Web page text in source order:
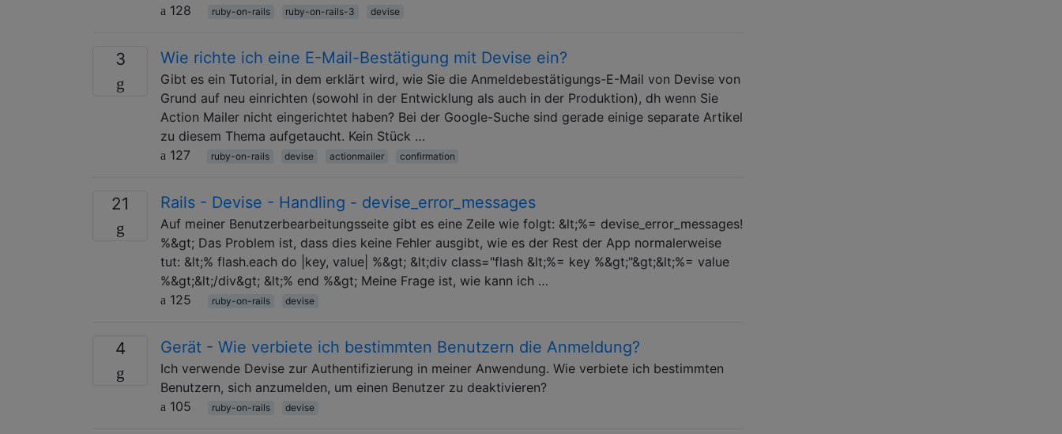
128
ruby-on-rails ruby-on-rails-3 devise
3 Wie richte ich eine E-Mail-Bestätigung mit Devise ein?
Gibt es ein Tutorial, in dem erklärt wird, wie Sie die Anmeldebestätigungs-E-Mail von Devise von
Grund auf neu einrichten (sowohl in der Entwicklung als auch in der Produktion), dh wenn Sie
Action Mailer nicht eingerichtet haben? Bei der Google-Suche sind gerade einige separate Artikel
zu diesem Thema aufgetaucht. Kein Stück …
127
ruby-on-rails devise actionmailer confirmation
21 Rails - Devise - Handling - devise_error_messages
Auf meiner Benutzerbearbeitungsseite gibt es eine Zeile wie folgt: &lt;%= devise_error_messages!
%&gt; Das Problem ist, dass dies keine Fehler ausgibt, wie es der Rest der App normalerweise
tut: &lt;% flash.each do |key, value| %&gt; &lt;div class="flash &lt;%= key %&gt;"&gt;&lt;%= value
%&gt;&lt;/div&gt; &lt;% end %&gt; Meine Frage ist, wie kann ich …
125
ruby-on-rails devise
4 Gerät - Wie verbiete ich bestimmten Benutzern die Anmeldung?
Ich verwende Devise zur Authentifizierung in meiner Anwendung. Wie verbiete ich bestimmten
Benutzern, sich anzumelden, um einen Benutzer zu deaktivieren?
105
ruby-on-rails devise